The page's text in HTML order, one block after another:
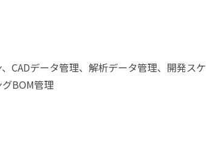
CADデータ管理、解析データ管理、開発スケ
BOM管理